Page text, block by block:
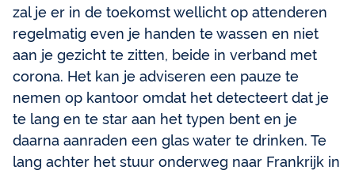
zal je er in de toekomst wellicht op attenderen
regelmatig even je handen te wassen en niet
aan je gezicht te zitten, beide in verband met
corona. Het kan je adviseren een pauze te
nemen op kantoor omdat het detecteert dat je
te lang en te star aan het typen bent en je
daarna aanraden een glas water te drinken. Te
lang achter het stuur onderweg naar Frankrijk in